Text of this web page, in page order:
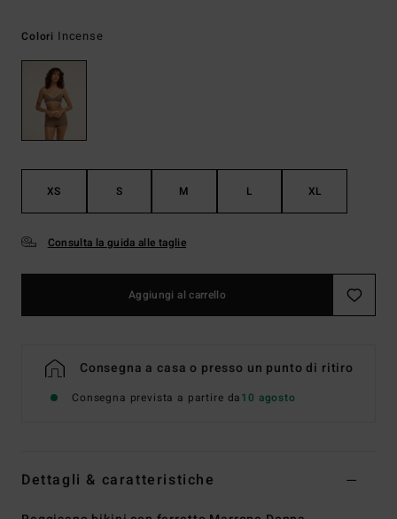
Colori Incense
XS S M L XL
Consulta la guida alle taglie
Aggiungi al carrello
Consegna a casa o presso un punto di ritiro
Consegna prevista a partire da10 agosto
Dettagli & caratteristiche